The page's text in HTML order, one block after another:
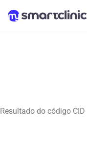
Resultado do código CID